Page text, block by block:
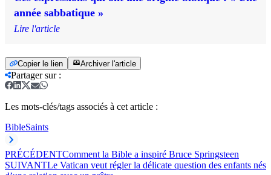
année sabbatique »
Lire l'article
Copier le lien Archiver l'article
Partager sur:
Les mots-clés/tags associés à cet article :
BibleSaints
PRÉCÉDENTComment la Bible a inspiré Bruce Springsteen
SUIVANTLe Vatican veut régler la délicate question des enfants nés